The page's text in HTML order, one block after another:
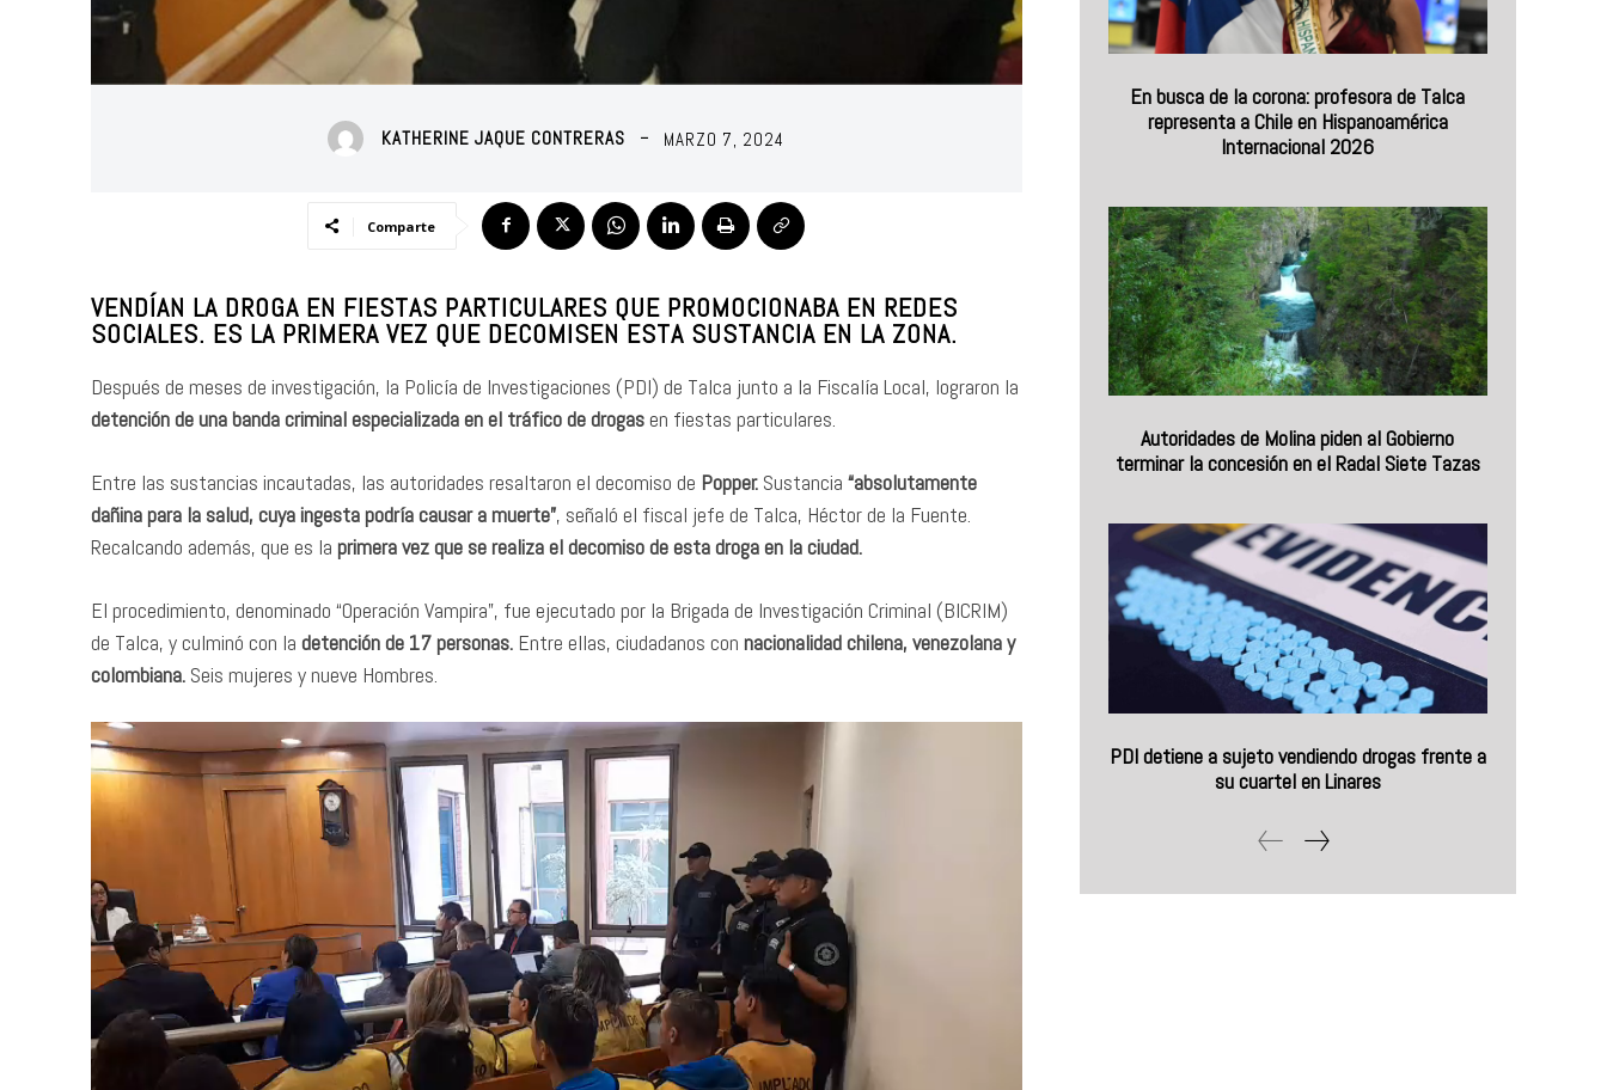
KATHERINE JAQUE CONTRERAS MARZO 7, 2024
Comparte
VENDÍAN LA DROGA EN FIESTAS PARTICULARES QUE PROMOCIONABA EN REDES
SOCIALES. ES LA PRIMERA VEZ QUE DECOMISEN ESTA SUSTANCIA EN LA ZONA.
Después de meses de investigación, la Policía de Investigaciones (PDI) de Talca junto a la Fiscalía Local, lograron la
detención de una banda criminal especializada en el tráfico de drogasen fiestas particulares.
Entre las sustancias incautadas, las autoridades resaltaron el decomiso de Popper. Sustancia “absolutamente
dañina para la salud, cuya ingesta podría causar a muerte”, señaló el fiscal jefe de Talca, Héctor de la Fuente.
Recalcando además, que es la primera vez que se realiza el decomiso de esta droga en la ciudad.
El procedimiento, denominado “Operación Vampira”, fue ejecutado por la Brigada de Investigación Criminal (BICRIM)
de Talca, y culminó con la detención de 17 personas. Entre ellas, ciudadanos con nacionalidad chilena, venezolana y
colombiana. Seis mujeres y nueve Hombres.
En busca de la corona: profesora de Talca
representa a Chile en Hispanoamérica
Internacional 2026
Autoridades de Molina piden al Gobierno
terminar la concesión en el Radal Siete Tazas
PDI detiene a sujeto vendiendo drogas frente a
su cuartel en Linares